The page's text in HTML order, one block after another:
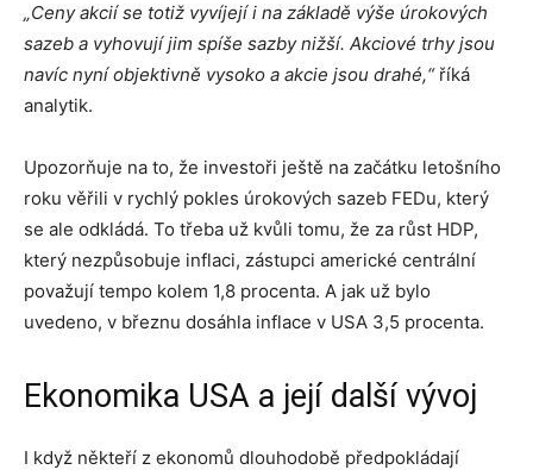
„Ceny akcií se totiž vyvíjejí i na základě výše úrokových
sazeb a vyhovují jim spíše sazby nižší. Akciové trhy jsou
navíc nyní objektivně vysoko a akcie jsou drahé,“říká
analytik.
Upozorňuje na to, že investoři ještě na začátku letošního
roku věřili v rychlý pokles úrokových sazeb FEDu, který
se ale odkládá. To třeba už kvůli tomu, že za růst HDP,
který nezpůsobuje inflaci, zástupci americké centrální
považují tempo kolem 1,8 procenta. A jak už bylo
uvedeno, v březnu dosáhla inflace v USA 3,5 procenta.
Ekonomika USA a její další vývoj
I když někteří z ekonomů dlouhodobě předpokládají